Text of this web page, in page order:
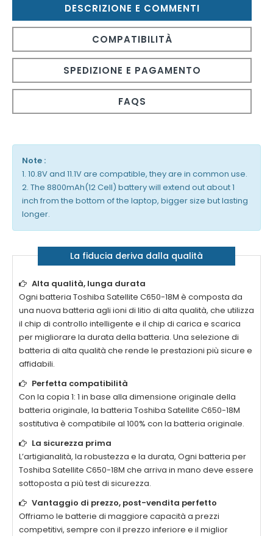
DESCRIZIONE E COMMENTI
COMPATIBILITÀ
SPEDIZIONE E PAGAMENTO
FAQS
Note :
1. 10.8V and 11.1V are compatible, they are in common use.
2. The 8800mAh(12 Cell) battery will extend out about 1
inch from the bottom of the laptop, bigger size but lasting
longer.
La fiducia deriva dalla qualità
Alta qualità, lunga durata
Ogni batteria Toshiba Satellite C650-18M è composta da
una nuova batteria agli ioni di litio di alta qualità, che utilizza
il chip di controllo intelligente e il chip di carica e scarica
per migliorare la durata della batteria. Una selezione di
batteria di alta qualità che rende le prestazioni più sicure e
affidabili.
Perfetta compatibilità
Con la copia 1: 1 in base alla dimensione originale della
batteria originale, la batteria Toshiba Satellite C650-18M
sostitutiva è compatibile al 100% con la batteria originale.
La sicurezza prima
L’artigianalità, la robustezza e la durata, Ogni batteria per
Toshiba Satellite C650-18M che arriva in mano deve essere
sottoposta a più test di sicurezza.
Vantaggio di prezzo, post-vendita perfetto
Offriamo le batterie di maggiore capacità a prezzi
competitivi, sempre con il prezzo inferiore e il miglior